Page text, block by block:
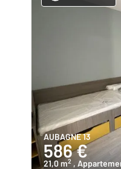
AUBAGNE 13
586 €
21,0 m2 ,